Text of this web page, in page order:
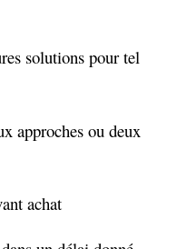
solutions pour tel
approches ou deux
achat